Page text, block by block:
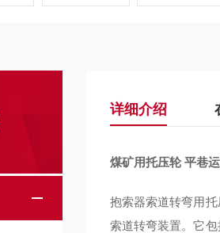
详细介绍
煤矿用托压轮 平巷
抱索器索道转弯用
索道转弯装置。它